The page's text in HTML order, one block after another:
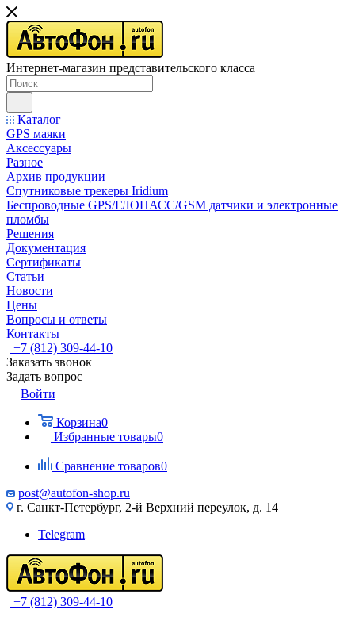
Интернет-магазин представительского класса
Каталог
GPS маяки
Аксессуары
Разное
Архив продукции
Спутниковые трекеры Iridium
Беспроводные GPS/ГЛОНАСС/GSM датчики и электронные
пломбы
Решения
Документация
Сертификаты
Статьи
Новости
Цены
Вопросы и ответы
Контакты
+7 (812) 309-44-10
Заказать звонок
Задать вопрос
Войти
Корзина0
Избранные товары0
Сравнение товаров0
post@autofon-shop.ru
г. Санкт-Петербург, 2-й Верхний переулок, д. 14
Telegram
+7 (812) 309-44-10